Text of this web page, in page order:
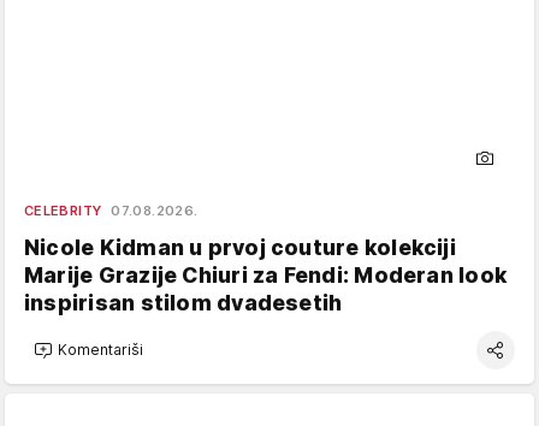
CELEBRITY 07.08.2026.
Nicole Kidman u prvoj couture kolekciji
Marije Grazije Chiuri za Fendi: Moderan look
inspirisan stilom dvadesetih
Komentariši